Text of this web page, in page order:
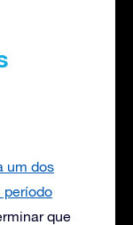
um dos
período
que